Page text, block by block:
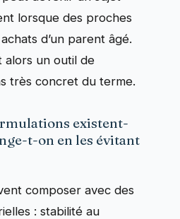
lorsque des proches
d’un parent âgé.
alors un outil de
très concret du terme.
existent-
t-on en les évitant
composer avec des
: stabilité au